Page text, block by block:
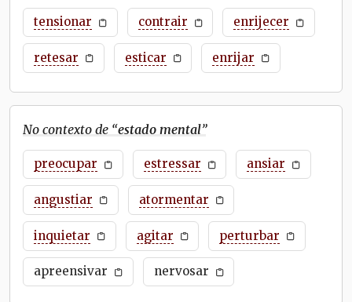
tensionar contrair enrijecer
retesar esticar enrijar
No contexto de “estado mental”
preocupar estressar ansiar
angustiar atormentar
inquietar agitar perturbar
apreensivar nervosar